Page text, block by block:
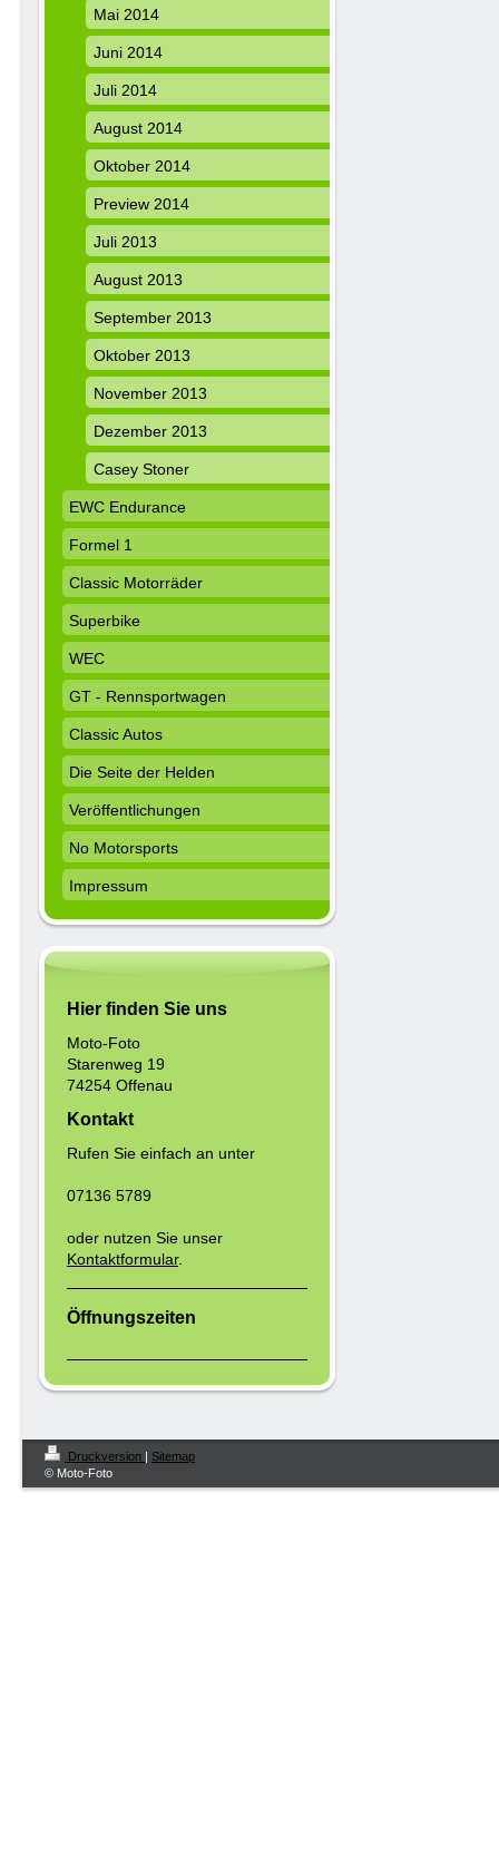
Mai 2014
Juni 2014
Juli 2014
August 2014
Oktober 2014
Preview 2014
Juli 2013
August 2013
September 2013
Oktober 2013
November 2013
Dezember 2013
Casey Stoner
EWC Endurance
Formel 1
Classic Motorräder
Superbike
WEC
GT - Rennsportwagen
Classic Autos
Die Seite der Helden
Veröffentlichungen
No Motorsports
Impressum
Hier finden Sie uns
Moto-Foto
Starenweg 19
74254 Offenau
Kontakt
Rufen Sie einfach an unter
07136 5789
oder nutzen Sie unser
Kontaktformular.
Öffnungszeiten
Druckversion | Sitemap
© Moto-Foto